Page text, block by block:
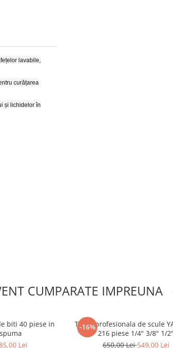
lavabile,
curățarea
și lichidelor în
CUMPARATE IMPREUNA
biti 40 piese in
Lei
-16%
Trusa profesionala de scule
216 piese 1/4" 3/8" 1/2"
650,00 Lei549,00 Lei